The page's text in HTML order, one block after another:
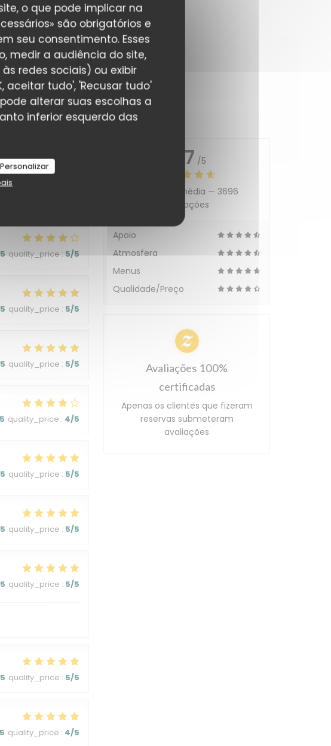
o que pode implicar na
são obrigatórios e
seu consentimento. Esses
medir a audiência do site,
redes sociais) ou exibir
aceitar tudo', 'Recusar tudo'
alterar suas escolhas a
inferior esquerdo das
Personalizar
quality_price : 5/5
quality_price : 5/5
quality_price : 5/5
quality_price : 4/5
quality_price : 5/5
quality_price : 5/5
quality_price : 5/5
quality_price : 5/5
quality_price : 4/5
4.7 /5
Avaliação média — 3696
avaliações
Apoio
Atmosfera
Menus
Qualidade/Preço
Avaliações 100%
certificadas
Apenas os clientes que fizeram
reservas submeteram
avaliações